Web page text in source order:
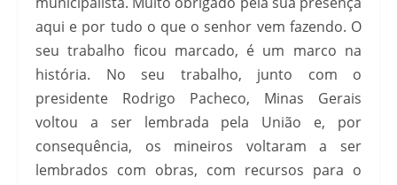
aqui e por tudo o que o senhor vem fazendo. O
seu trabalho ficou marcado, é um marco na
história. No seu trabalho, junto com o
presidente Rodrigo Pacheco, Minas Gerais
voltou a ser lembrada pela União e, por
consequência, os mineiros voltaram a ser
lembrados com obras, com recursos para o